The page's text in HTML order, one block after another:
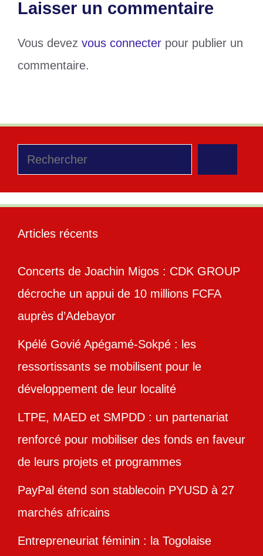
Laisser un commentaire
Vous devez vous connecter pour publier un
commentaire.
Rechercher
Articles récents
Concerts de Joachin Migos : CDK GROUP
décroche un appui de 10 millions FCFA
auprès d’Adebayor
Kpélé Govié Apégamé-Sokpé : les
ressortissants se mobilisent pour le
développement de leur localité
LTPE, MAED et SMPDD : un partenariat
renforcé pour mobiliser des fonds en faveur
de leurs projets et programmes
PayPal étend son stablecoin PYUSD à 27
marchés africains
Entrepreneuriat féminin : la Togolaise